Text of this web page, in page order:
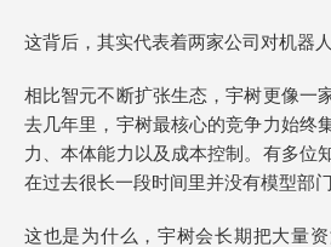
这背后，其实代表着两家公司对机器
相比智元不断扩张生态，宇树更像一
去几年里，宇树最核心的竞争力始终
力、本体能力以及成本控制。有多位
在过去很长一段时间里并没有模型部门
这也是为什么，宇树会长期把大量